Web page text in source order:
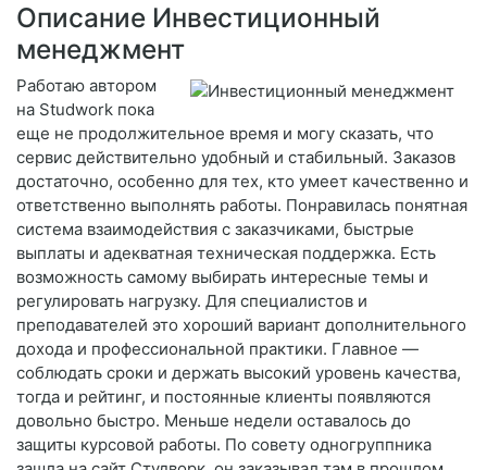
Описание Инвестиционный
менеджмент
Работаю автором
на Studwork пока
еще не продолжительное время и могу сказать, что
сервис действительно удобный и стабильный. Заказов
достаточно, особенно для тех, кто умеет качественно и
ответственно выполнять работы. Понравилась понятная
система взаимодействия с заказчиками, быстрые
выплаты и адекватная техническая поддержка. Есть
возможность самому выбирать интересные темы и
регулировать нагрузку. Для специалистов и
преподавателей это хороший вариант дополнительного
дохода и профессиональной практики. Главное —
соблюдать сроки и держать высокий уровень качества,
тогда и рейтинг, и постоянные клиенты появляются
довольно быстро. Меньше недели оставалось до
защиты курсовой работы. По совету одногруппника